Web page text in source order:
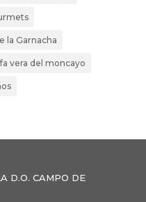
la Garnacha
vera del moncayo
D.O. CAMPO DE